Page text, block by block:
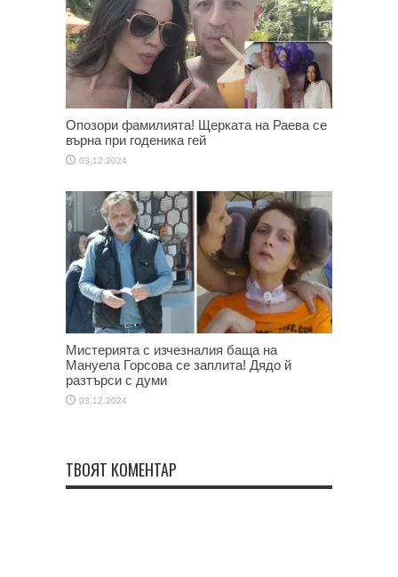
Опозори фамилията! Щерката на Раева се
върна при годеника гей
03.12.2024
Мистерията с изчезналия баща на
Мануела Горсова се заплита! Дядо й
разтърси с думи
03.12.2024
ТВОЯТ КОМЕНТАР